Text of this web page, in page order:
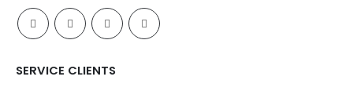
SERVICE CLIENTS